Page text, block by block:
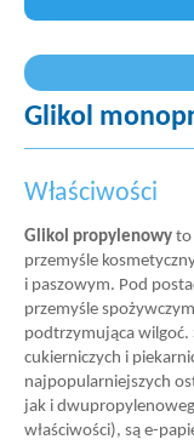
Glikol
Właściwości
Glikol propylenowy to
przemyśle
i paszowym. Pod
przemyśle
podtrzymująca wilgoć.
cukierniczych i
najpopularniejszych
jak i
właściwości), są e-